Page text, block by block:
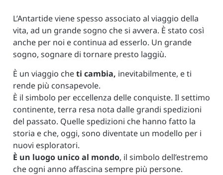
L’Antartide viene spesso associato al viaggio della
vita, ad un grande sogno che si avvera. È stato così
anche per noi e continua ad esserlo. Un grande
sogno, sognare di tornare presto laggiù.
È un viaggio cheti cambia, inevitabilmente, e ti
rende più consapevole.
È il simbolo per eccellenza delle conquiste. Il settimo
continente, terra resa nota dalle grandi spedizioni
del passato. Quelle spedizioni che hanno fatto la
storia e che, oggi, sono diventate un modello per i
nuovi esploratori.
È un luogo unico al mondo, il simbolo dell’estremo
che ogni anno affascina sempre più persone.